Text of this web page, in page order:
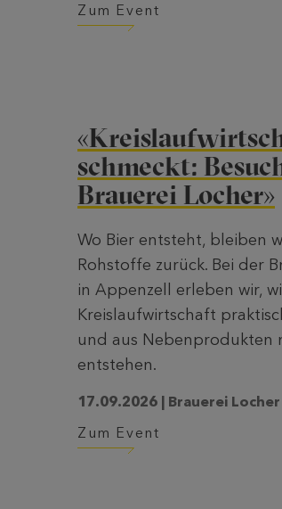
Zum Event
schmeckt:
Brauerei Locher»
Wo Bier entsteht, bleiben
Rohstoffe zurück. Bei der
in Appenzell erleben wir,
Kreislaufwirtschaft
und aus Nebenprodukten
entstehen.
17.09.2026 | Brauerei Locher
Zum Event